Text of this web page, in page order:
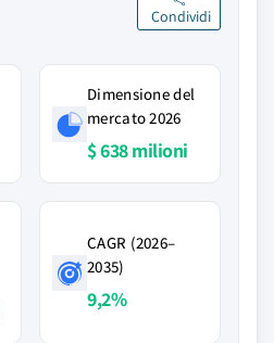
Condividi
Dimensione del
mercato 2026
$ 638 milioni
CAGR (2026–
2035)
9,2%